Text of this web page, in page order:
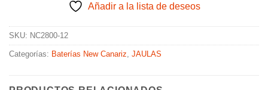
Añadir a la lista de deseos
SKU: NC2800-12
Categorías: Baterías New Canariz JAULAS